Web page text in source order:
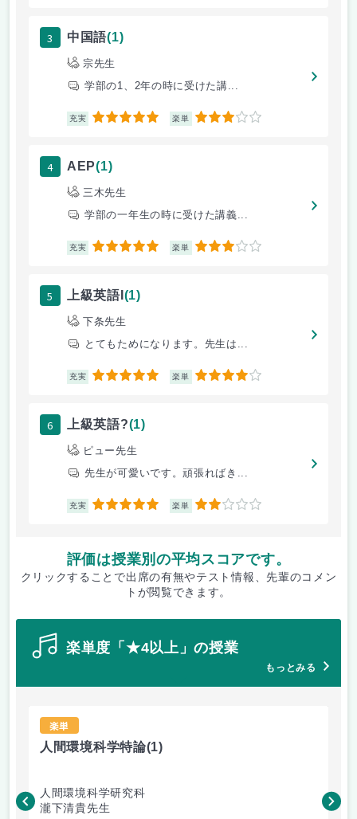
3 中国語(1)
宗先生
学部の1、2年の時に受けた講...
充実 5 楽単 3
4 AEP(1)
三木先生
学部の一年生の時に受けた講義...
充実 5 楽単 3
5 上級英語I (1)
下条先生
とてもためになります。先生は...
充実 5 楽単 4
6 上級英語?(1)
ピュー先生
先生が可愛いです。頑張ればき...
充実 5 楽単 2
評価は授業別の平均スコアです。
クリックすることで出席の有無やテスト情報、先輩のコメン
トが閲覧できます。
楽単度「★4以上」の授業
もっとみる
楽単
人間環境科学特論(1)
人間環境科学研究科
瀧下清貴先生
瀧